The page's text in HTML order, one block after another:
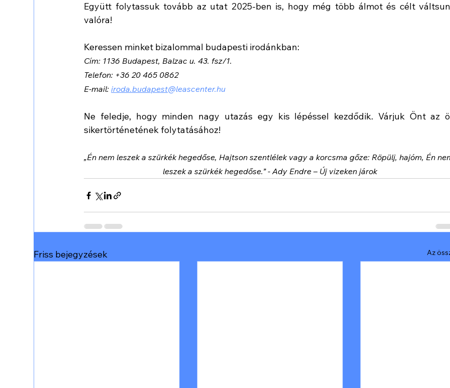
Együtt folytassuk tovább az utat 2025-ben is, hogy még több álmot és célt
valóra!
Keressen minket bizalommal budapesti irodánkban:
Cím: 1136 Budapest, Balzac u. 43. fsz/1.
Telefon: +36 20 465 0862
E-mail: iroda.budapest@leascenter.hu
Ne feledje, hogy minden nagy utazás egy kis lépéssel kezdődik. Várjuk Önt az
sikertörténetének folytatásához!
„Én nem leszek a szürkék hegedőse, Hajtson szentlélek vagy a korcsma gőze: Röpülj, hajóm, Én
leszek a szürkék hegedőse.” - Ady Endre – Új vizeken járok
Friss bejegyzések Az